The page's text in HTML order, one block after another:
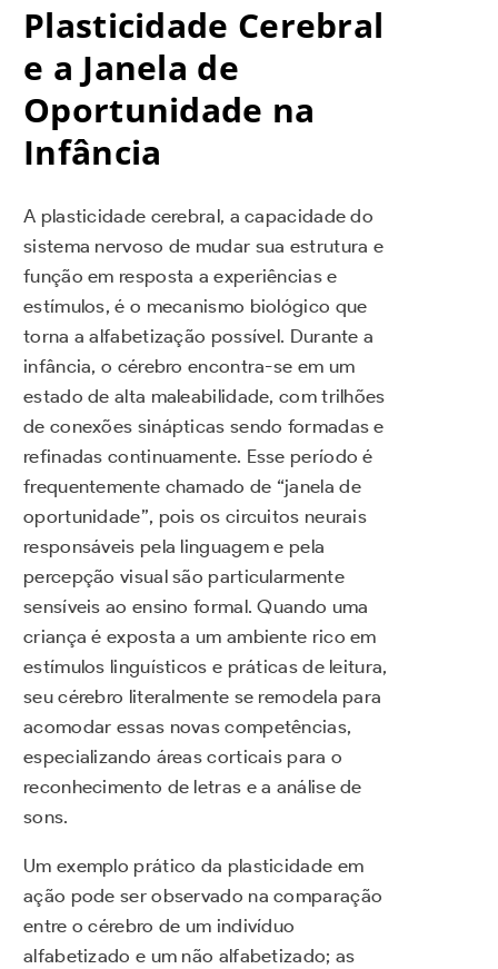
Plasticidade Cerebral
e a Janela de
Oportunidade na
Infância
A plasticidade cerebral, a capacidade do
sistema nervoso de mudar sua estrutura e
função em resposta a experiências e
estímulos, é o mecanismo biológico que
torna a alfabetização possível. Durante a
infância, o cérebro encontra-se em um
estado de alta maleabilidade, com trilhões
de conexões sinápticas sendo formadas e
refinadas continuamente. Esse período é
frequentemente chamado de “janela de
oportunidade”, pois os circuitos neurais
responsáveis pela linguagem e pela
percepção visual são particularmente
sensíveis ao ensino formal. Quando uma
criança é exposta a um ambiente rico em
estímulos linguísticos e práticas de leitura,
seu cérebro literalmente se remodela para
acomodar essas novas competências,
especializando áreas corticais para o
reconhecimento de letras e a análise de
sons.
Um exemplo prático da plasticidade em
ação pode ser observado na comparação
entre o cérebro de um indivíduo
alfabetizado e um não alfabetizado; as